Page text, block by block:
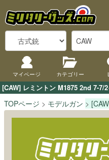
[CAW] レミントン M1875 2nd 7-7/
マイページ カテゴリー
TOPページ モデルガン